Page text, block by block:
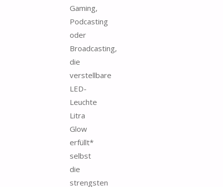
Gaming,
Podcasting
oder
Broadcasting,
die
verstellbare
LED-
Leuchte
Litra
Glow
erfüllt*
selbst
die
strengsten